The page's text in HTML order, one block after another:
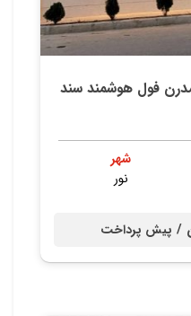
فول هوشمند سند
شهر
نور
پیش پرداخت